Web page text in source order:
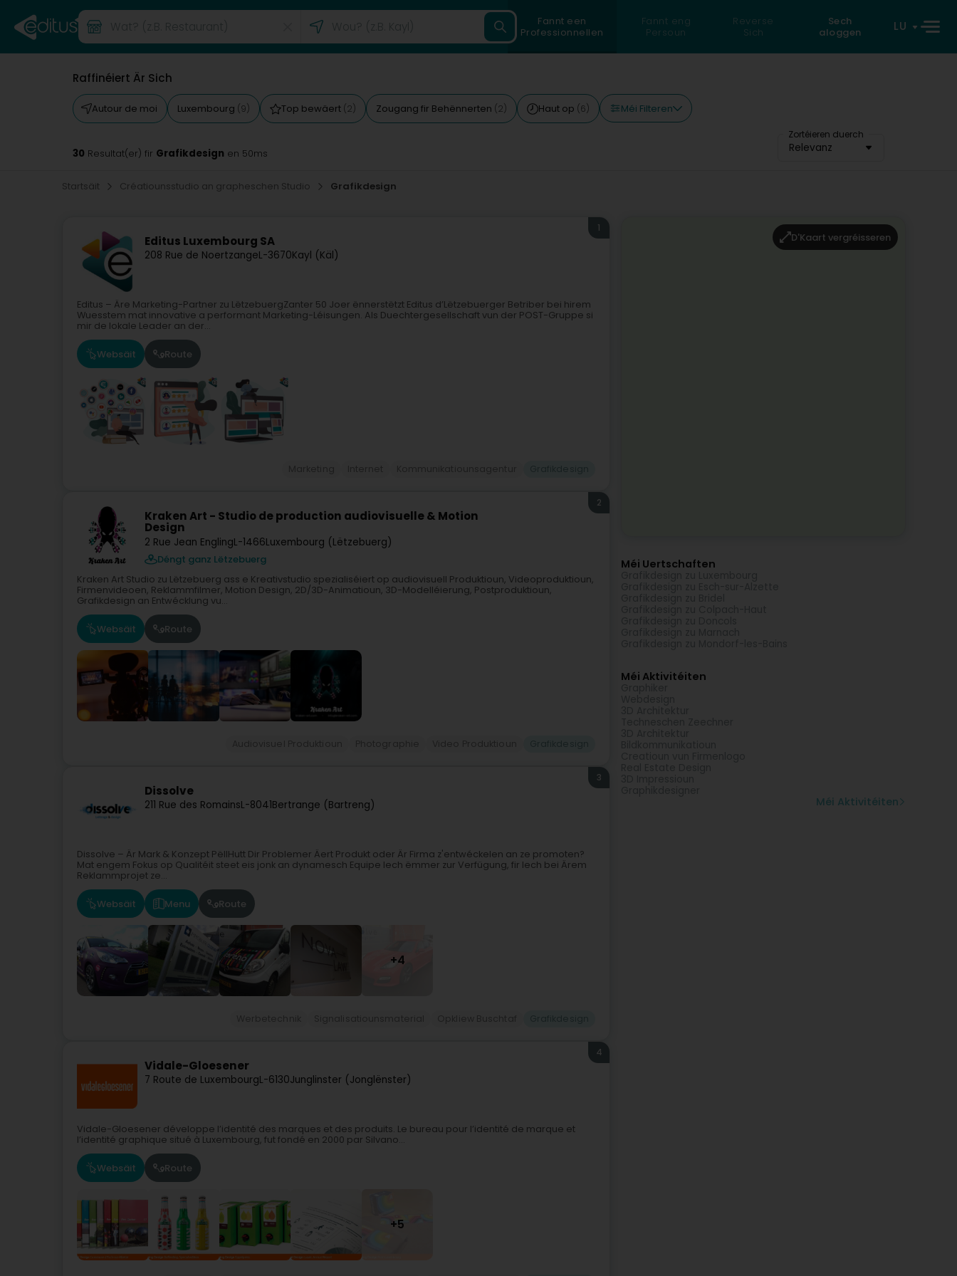
Fannt een
Professionnellen
Fannt eng
Persoun
Reverse
Sich
Sech
aloggen
LU
Raffinéiert Är Sich
Autour de moi Luxembourg (9) Top bewäert (2) Zougang fir Behënnerten (2) Haut op (6) Méi Filteren
Zortéieren duerch
Relevanz
30 Resultat(er) fir Grafikdesign en 50ms
Startsäit Créatiounsstudio an grapheschen Studio Grafikdesign
Editus Luxembourg SA
208 Rue de NoertzangeL-3670Kayl (Käl)
1
Editus – Äre Marketing-Partner zu LëtzebuergZanter 50 Joer ënnerstëtzt Editus d’Lëtzebuerger Betriber bei hirem
Wuesstem mat innovative a performant Marketing-Léisungen. Als Duechtergesellschaft vun der POST-Gruppe si
mir de lokale Leader an der...
Websäit Route
Kraken Art - Studio de production audiovisuelle & Motion
Design
2 Rue Jean EnglingL-1466Luxembourg (Lëtzebuerg)
Déngt ganz Lëtzebuerg
2
Kraken Art Studio zu Lëtzebuerg ass e Kreativstudio spezialiséiert op audiovisuell Produktioun, Videoproduktioun,
Firmenvideoen, Reklammfilmer, Motion Design, 2D/3D-Animatioun, 3D-Modelléierung, Postproduktioun,
Grafikdesign an Entwécklung vu...
Websäit Route
Dissolve
211 Rue des RomainsL-8041Bertrange (Bartreng)
3
Dissolve – Är Mark & Konzept PëllHutt Dir Problemer Äert Produkt oder Är Firma z'entwéckelen an ze promoten?
Mat engem Fokus op Qualitéit steet eis jonk an dynamesch Equipe Iech ëmmer zur Verfügung, fir Iech bei Ärem
Reklammprojet ze...
Websäit Menu Route
+4
Vidale-Gloesener
7 Route de LuxembourgL-6130Junglinster (Jonglënster)
4
Vidale-Gloesener développe l’identité des marques et des produits. Le bureau pour l’identité de marque et
l’identité graphique situé à Luxembourg, fut fondé en 2000 par Silvano...
Websäit Route
+5
D'Kaart vergréisseren
Méi Uertschaften
Méi Aktivitéiten
Méi Aktivitéiten